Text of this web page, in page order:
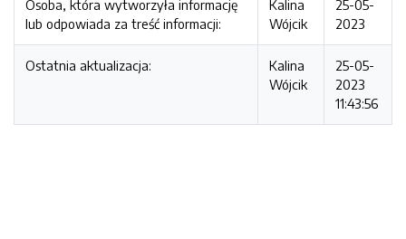
Osoba, która wytworzyła informację
lub odpowiada za treść informacji:
Kalina
Wójcik
25-05-
2023
Ostatnia aktualizacja:
Kalina
Wójcik
25-05-
2023
11:43:56